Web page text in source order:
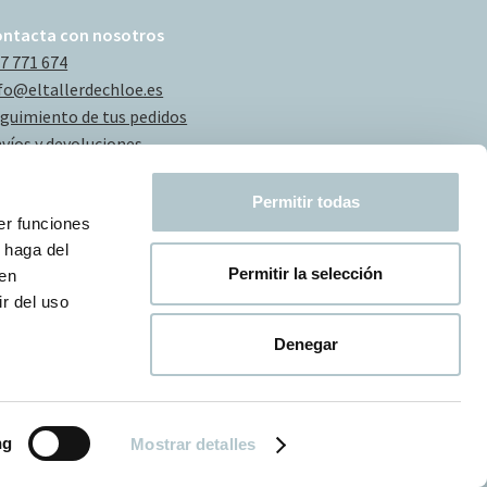
funciones
del
del uso
Mostrar detalles
Permitir todas
Permitir la selección
Denegar
con nosotros
771 674
de tus pedidos
y devoluciones